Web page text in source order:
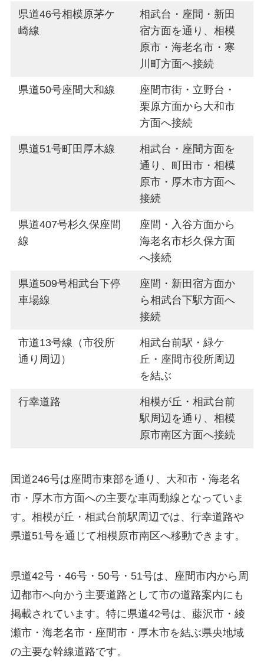
県道46号相模原茅ケ
崎線
相武台・座間・新田
宿方面を通り、相模
原市・海老名市・寒
川町方面へ接続
県道50号座間大和線
座間市街・立野台・
栗原方面から大和市
方面へ接続
県道51号町田厚木線
相武台・座間方面を
通り、町田市・相模
原市・厚木市方面へ
接続
県道407号杉久保座間
線
座間・入谷方面から
海老名市杉久保方面
へ接続
県道509号相武台下停
車場線
座間・新田宿方面か
ら相武台下駅方面へ
接続
市道13号線（市役所
通り周辺）
相武台前駅・緑ケ
丘・座間市役所周辺
を結ぶ
行幸道路
相模が丘・相武台前
駅周辺を通り、相模
原市南区方面へ接続
国道246号は座間市東部を通り、大和市・海老名
市・厚木市方面への主要な車両動線となっていま
す。相模が丘・相武台前駅周辺では、行幸道路や
県道51号を通じて相模原市南区へ移動できます。
県道42号・46号・50号・51号は、座間市内から周
辺都市へ向かう主要道路として市の道路案内にも
掲載されています。特に県道42号は、藤沢市・綾
瀬市・海老名市・座間市・厚木市を結ぶ県央地域
の主要な幹線道路です。